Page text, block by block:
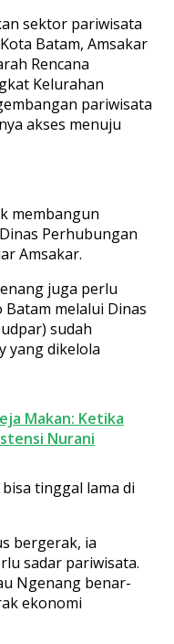
sektor pariwisata
Batam, Amsakar
Rencana
Kelurahan
pariwisata
akses menuju
membangun
Perhubungan
Amsakar.
juga perlu
melalui Dinas
sudah
yang dikelola
Makan: Ketika
Nurani
tinggal lama di
bergerak, ia
sadar pariwisata.
Ngenang benar-
ekonomi